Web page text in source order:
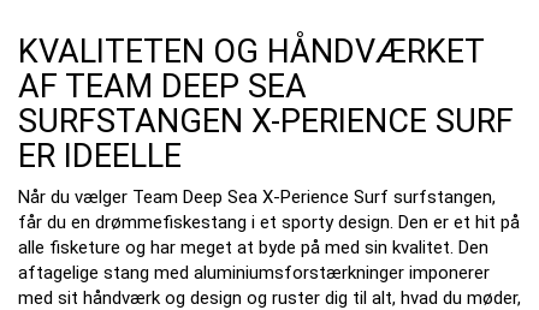
KVALITETEN OG HÅNDVÆRKET
AF TEAM DEEP SEA
SURFSTANGEN X-PERIENCE SURF
ER IDEELLE
Når du vælger Team Deep Sea X-Perience Surf surfstangen,
får du en drømmefiskestang i et sporty design. Den er et hit på
alle fisketure og har meget at byde på med sin kvalitet. Den
aftagelige stang med aluminiumsforstærkninger imponerer
med sit håndværk og design og ruster dig til alt, hvad du møder,